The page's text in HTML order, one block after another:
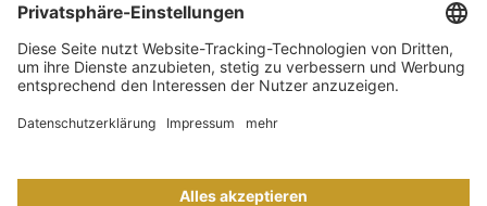
AGB
IMPRESSUM
DATENSCHUTZ